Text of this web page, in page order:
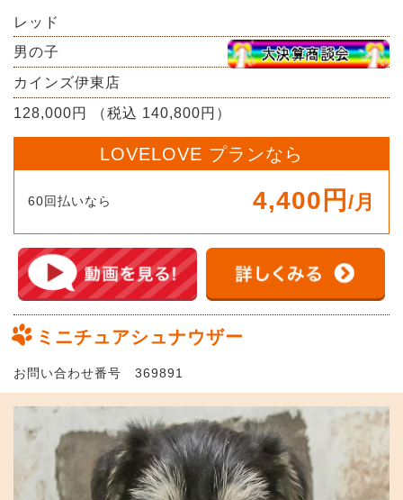
レッド
男の子
カインズ伊東店
128,000円 （税込 140,800円）
LOVELOVE プランなら
60回払いなら 4,400円 /月
ミニチュアシュナウザー
お問い合わせ番号 369891